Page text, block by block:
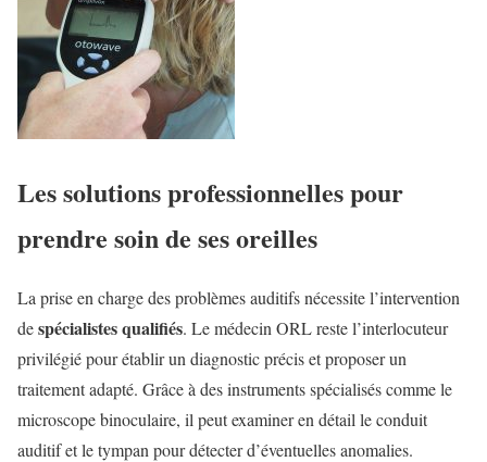
Les solutions professionnelles pour
prendre soin de ses oreilles
La prise en charge des problèmes auditifs nécessite l’intervention
despécialistes qualifiés. Le médecin ORL reste l’interlocuteur
privilégié pour établir un diagnostic précis et proposer un
traitement adapté. Grâce à des instruments spécialisés comme le
microscope binoculaire, il peut examiner en détail le conduit
auditif et le tympan pour détecter d’éventuelles anomalies.